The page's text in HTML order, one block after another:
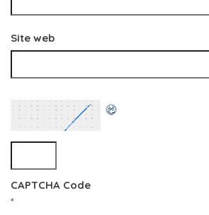
Site web
CAPTCHA Code
*